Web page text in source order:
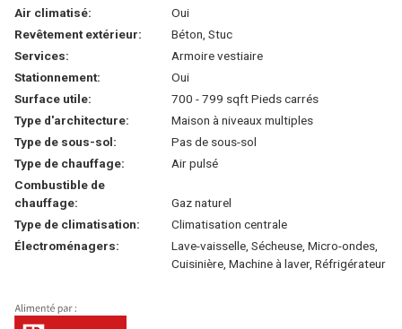
Air climatisé:
Oui
Revêtement extérieur:
Béton, Stuc
Services:
Armoire vestiaire
Stationnement:
Oui
Surface utile:
700 - 799 sqft Pieds carrés
Type d'architecture:
Maison à niveaux multiples
Type de sous-sol:
Pas de sous-sol
Type de chauffage:
Air pulsé
Combustible de
chauffage:
Gaz naturel
Type de climatisation:
Climatisation centrale
Électroménagers:
Lave-vaisselle, Sécheuse, Micro-ondes,
Cuisinière, Machine à laver, Réfrigérateur